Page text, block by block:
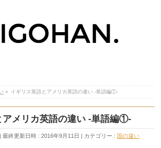
» イギリス英語とアメリカ英語の違い -単語編①-
アメリカ英語の違い -単語編①-
最終更新日時 : 2016年9月11日 カテゴリー : 国の違い